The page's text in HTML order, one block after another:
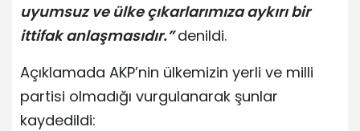
uyumsuz ve ülke çıkarlarımıza aykırı bir
ittifak anlaşmasıdır.” denildi.
Açıklamada AKP’nin ülkemizin yerli ve milli
partisi olmadığı vurgulanarak şunlar
kaydedildi: